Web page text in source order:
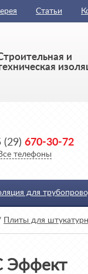
Статьи
и
(29) 670-30-72
телефоны
для
Плиты для